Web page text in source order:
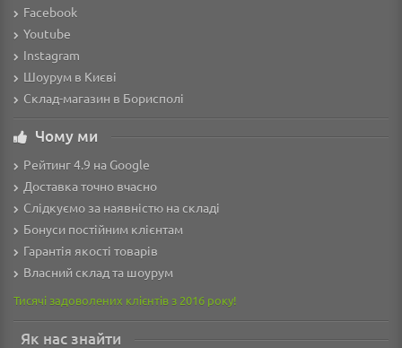
Facebook
Youtube
Instagram
Шоурум в Києві
Склад-магазин в Борисполі
Чому ми
Рейтинг 4.9 на Google
Доставка точно вчасно
Слідкуємо за наявністю на складі
Бонуси постійним клієнтам
Гарантія якості товарів
Власний склад та шоурум
Тисячі задоволених клієнтів з 2016 року!
Як нас знайти